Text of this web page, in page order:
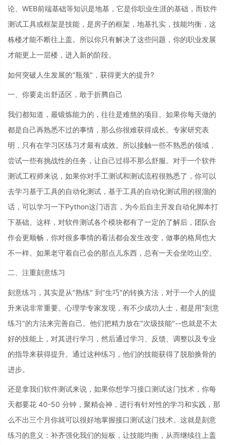
论、WEB前端基础等知识是地基，它是你职业生涯的基础，而软件
测试工具或框架是技能，是房子的框架，地基扎实，技能均衡，这
栋楼才能不断往上盖。所以你只有解决了这些问题，你的职业发展
才能更上一层楼，进入新的阶段。
如何突破人生发展的"瓶颈"，获得更大的提升?
一、你要走出舒适区，敢于折腾自己
我们都知道，最锻炼能力的，往往是难熬的项目。如果你每天做的
都是自己再熟悉不过的事情，那么你很难获得成长。专家研究表
明，只有在学习区练习才最有成效。所以接触一些不熟悉的领域，
尝试一些有挑战性的任务，让自己过得不那么舒服。对于一个软件
测试工程师来说，如果你对手工测试和测试流程很熟悉了，你可以
去学习基于工具的自动化测试，基于工具的自动化测试用的很溜的
话，可以学习一下Python这门语言，为今后自主开发自动化脚本打
下基础。这样，对软件测试各个模块都有了一定的了解后，团队合
作会更顺畅，你对很多事情的看法都会发生改变，做事的格局也大
不一样。如果老守着自己会的那点儿东西，总有一天会坐吃山空。
二、注重刻意练习
刻意练习，其实是从"熟练" 到"生巧"的转换方法，对于一个人的提
升来说非常重要。心理学专家发现，有不少成功人士，都是用"刻意
练习"的方法来完善自己。他们把精力放在"次级技能"--也就是不太
好的技能上，对其进行学习，然后通过学习、反馈、调整以及专业
的指导来获得提升。通过这种练习，他们的技能获得了脱胎换骨的
进步。
还是拿我们软件测试来说，如果你想学习接口测试这门技术，你每
天都要花 40-50 分钟，聚精会神，进行有针对性的学习和实践，那
么不出三个月你就可以很好地掌握接口测试这门技术。这就是刻意
练习的意义：补齐强化我们的短板，让技能均衡，从而继续往上盖